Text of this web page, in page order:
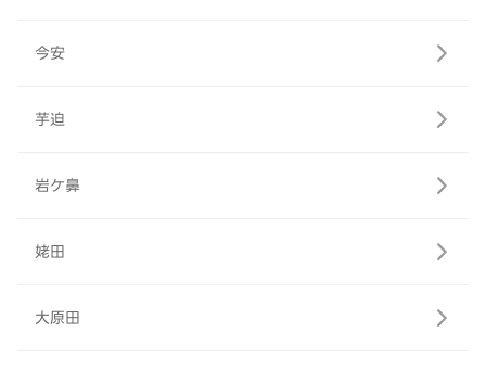
今安
芋迫
岩ケ鼻
姥田
大原田